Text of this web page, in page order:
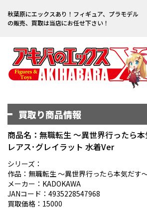
秋葉原にエックスあり！フィギュア、プラモデル
の販売、買取は当店にお任せ下さい！
イベント情報
宅配買取のご案内
DELIVERY PURCHASE
買取お申し込み
ASSESSMENT
買取り商品情報
商品名：無職転生 ～異世界行ったら
レアス･グレイラット 水着Ver
シリーズ：
作品：無職転生 ～異世界行ったら本気だす
メーカー：KADOKAWA
JANコード：4935228547968
買取価格：15000